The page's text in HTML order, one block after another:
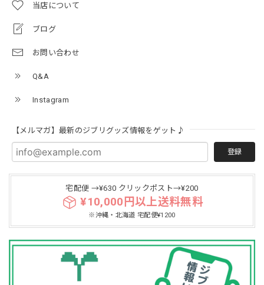
当店について
ブログ
お問い合わせ
Q&A
Instagram
【メルマガ】最新のジブリグッズ情報をゲット♪
登録
宅配便 →¥630 クリックポスト→¥200
¥10,000円以上送料無料
※沖縄・北海道 宅配便¥1200